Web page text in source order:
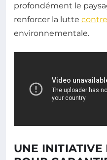
profondément le
renforcer la lutte
environnementale.
UNE INITIATIVE